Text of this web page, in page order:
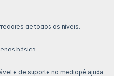
de todos os níveis.
básico.
e de suporte no mediopé ajuda